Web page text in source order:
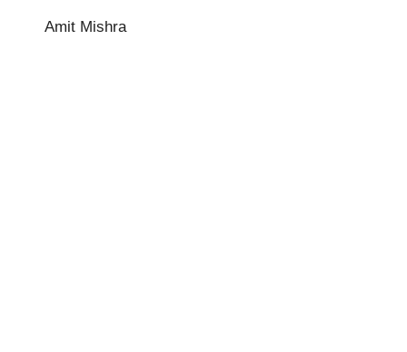
Amit Mishra